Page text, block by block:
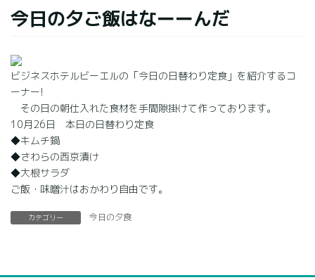
今日の夕ご飯はなーーんだ
ビジネスホテルビーエルの「今日の日替わり定食」を紹介するコ
ーナー!
その日の朝仕入れた食材を手間隙掛けて作っております。
10月26日 本日の日替わり定食
◆キムチ鍋
◆さわらの西京漬け
◆大根サラダ
ご飯・味噌汁はおかわり自由です。
カテゴリー 今日の夕食